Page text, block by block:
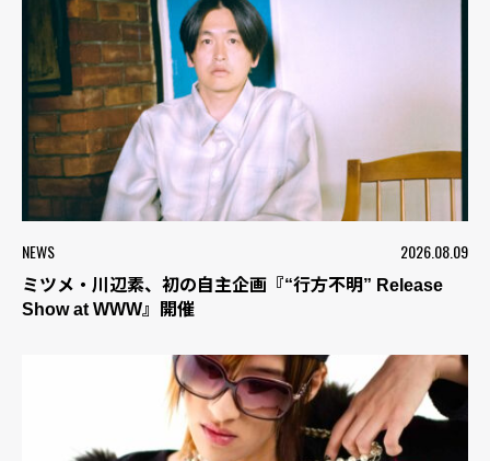
NEWS 2026.08.09
ミツメ・川辺素、初の自主企画『“行方不明” Release
Show at WWW』開催